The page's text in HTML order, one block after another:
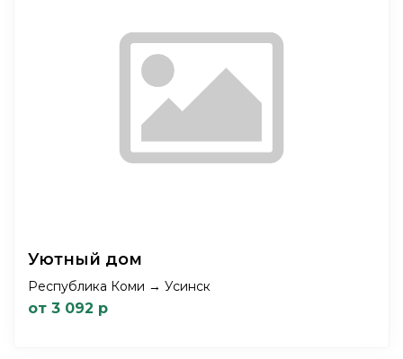
Уютный дом
Республика Коми → Усинск
от 3 092 р